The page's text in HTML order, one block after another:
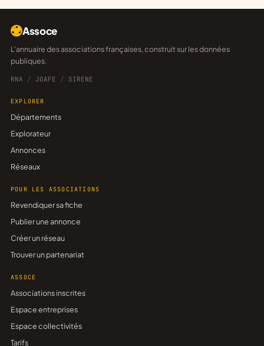
Assoce
L'annuaire des associations françaises, construit sur les données
publiques.
RNA / JOAFE / SIRENE
EXPLORER
Départements
Explorateur
Annonces
Réseaux
POUR LES ASSOCIATIONS
Revendiquer sa fiche
Publier une annonce
Créer un réseau
Trouver un partenariat
ASSOCE
Associations inscrites
Espace entreprises
Espace collectivités
Tarifs